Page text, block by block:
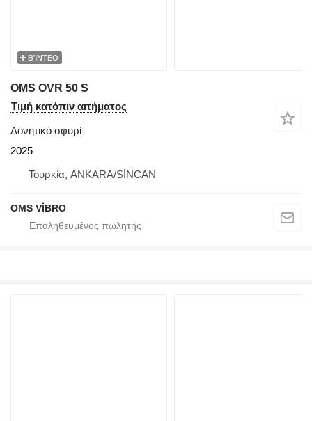
ΒΊΝΤΕΟ
OMS OVR 50 S
Τιμή κατόπιν αιτήματος
Δονητικό σφυρί
2025
Τουρκία, ANKARA/SİNCAN
OMS VİBRO